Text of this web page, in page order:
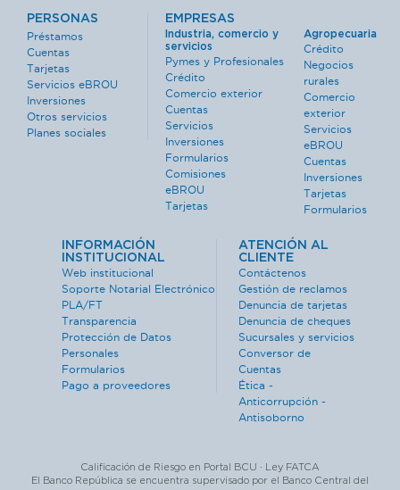
PERSONAS
Préstamos
Cuentas
Tarjetas
Servicios eBROU
Inversiones
Otros servicios
Planes sociales
EMPRESAS
Industria, comercio y
servicios
Pymes y Profesionales
Crédito
Comercio exterior
Cuentas
Servicios
Inversiones
Formularios
Comisiones
eBROU
Tarjetas
Agropecuaria
Crédito
Negocios
rurales
Comercio
exterior
Servicios
eBROU
Cuentas
Inversiones
Tarjetas
Formularios
INFORMACIÓN
INSTITUCIONAL
Web institucional
Soporte Notarial Electrónico
PLA/FT
Transparencia
Protección de Datos
Personales
Formularios
Pago a proveedores
ATENCIÓN AL
CLIENTE
Contáctenos
Gestión de reclamos
Denuncia de tarjetas
Denuncia de cheques
Sucursales y servicios
Conversor de
Cuentas
Ética -
Anticorrupción -
Antisoborno
Calificación de Riesgo en Portal BCU · Ley FATCA
El Banco República se encuentra supervisado por el Banco Central del